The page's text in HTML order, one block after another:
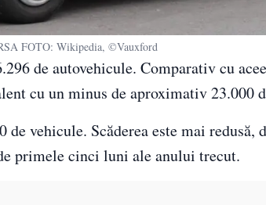
FOTO: Wikipedia, ©Vauxford
de autovehicule. Comparativ cu
cu un minus de aproximativ 23.000
vehicule. Scăderea este mai redusă,
primele cinci luni ale anului trecut.